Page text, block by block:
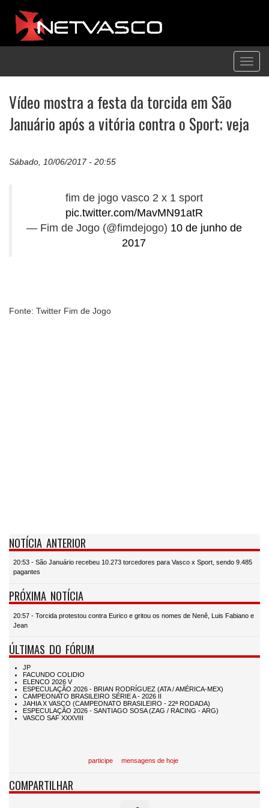
Vídeo mostra a festa da torcida em São
Januário após a vitória contra o Sport; veja
Sábado, 10/06/2017 - 20:55
fim de jogo vasco 2 x 1 sport
pic.twitter.com/MavMN91atR
— Fim de Jogo (@fimdejogo) 10 de junho de
2017
Fonte: Twitter Fim de Jogo
NOTÍCIA ANTERIOR
20:53 - São Januário recebeu 10.273 torcedores para Vasco x Sport, sendo 9.485
pagantes
PRÓXIMA NOTÍCIA
20:57 - Torcida protestou contra Eurico e gritou os nomes de Nenê, Luis Fabiano e
Jean
ÚLTIMAS DO FÓRUM
participe mensagens de hoje
COMPARTILHAR